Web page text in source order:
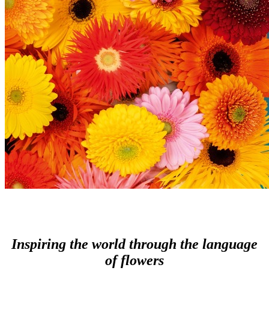
Inspiring the world through the language
of flowers